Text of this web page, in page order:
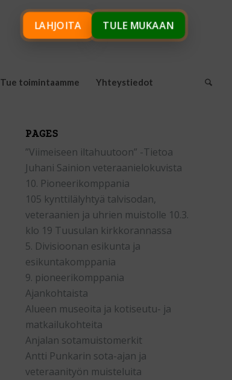
Tue toimintaamme Yhteystiedot
PAGES
”Viimeiseen iltahuutoon” -Tietoa
Juhani Sainion veteraanielokuvista
10. Pioneerikomppania
105 kynttilälyhtyä talvisodan,
veteraanien ja uhrien muistolle 10.3.
klo 19 Tuusulan kirkkorannassa
5. Divisioonan esikunta ja
esikuntakomppania
9. pioneerikomppania
Ajankohtaista
Alueen museoita ja kotiseutu- ja
matkailukohteita
Anjalan sotamuistomerkit
Antti Punkarin sota-ajan ja
veteraanityön muisteluita
LAHJOITA TULE MUKAAN